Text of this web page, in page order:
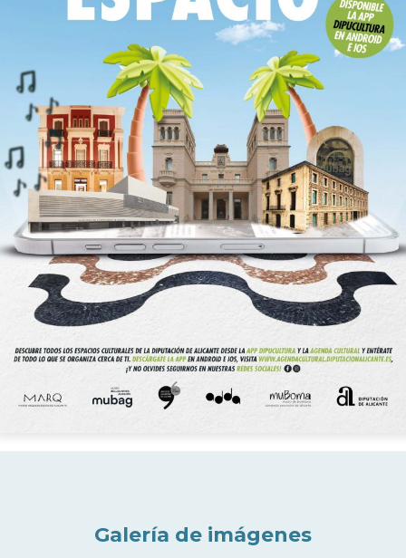
Galería de imágenes